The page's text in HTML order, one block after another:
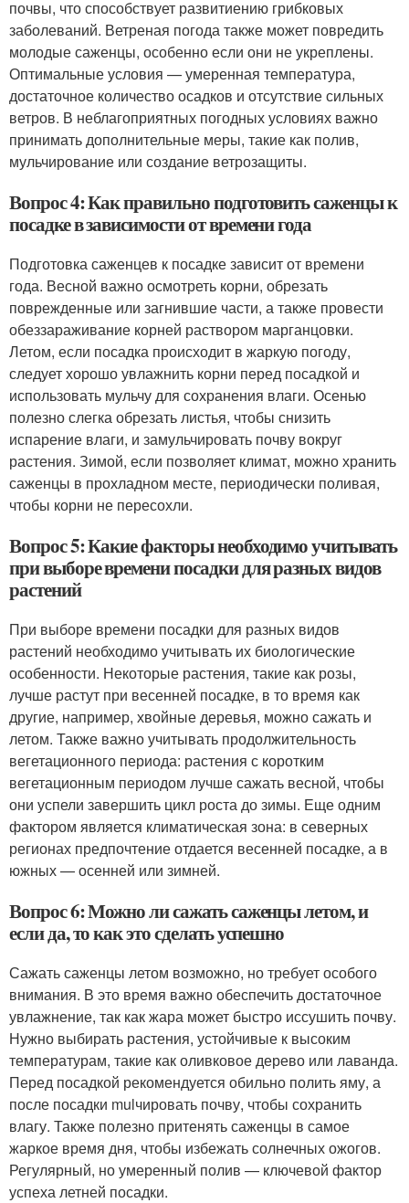
почвы, что способствует развитиению грибковых
заболеваний. Ветреная погода также может повредить
молодые саженцы, особенно если они не укреплены.
Оптимальные условия — умеренная температура,
достаточное количество осадков и отсутствие сильных
ветров. В неблагоприятных погодных условиях важно
принимать дополнительные меры, такие как полив,
мульчирование или создание ветрозащиты.
Вопрос 4: Как правильно подготовить саженцы к
посадке в зависимости от времени года
Подготовка саженцев к посадке зависит от времени
года. Весной важно осмотреть корни, обрезать
поврежденные или загнившие части, а также провести
обеззараживание корней раствором марганцовки.
Летом, если посадка происходит в жаркую погоду,
следует хорошо увлажнить корни перед посадкой и
использовать мульчу для сохранения влаги. Осенью
полезно слегка обрезать листья, чтобы снизить
испарение влаги, и замульчировать почву вокруг
растения. Зимой, если позволяет климат, можно хранить
саженцы в прохладном месте, периодически поливая,
чтобы корни не пересохли.
Вопрос 5: Какие факторы необходимо учитывать
при выборе времени посадки для разных видов
растений
При выборе времени посадки для разных видов
растений необходимо учитывать их биологические
особенности. Некоторые растения, такие как розы,
лучше растут при весенней посадке, в то время как
другие, например, хвойные деревья, можно сажать и
летом. Также важно учитывать продолжительность
вегетационного периода: растения с коротким
вегетационным периодом лучше сажать весной, чтобы
они успели завершить цикл роста до зимы. Еще одним
фактором является климатическая зона: в северных
регионах предпочтение отдается весенней посадке, а в
южных — осенней или зимней.
Вопрос 6: Можно ли сажать саженцы летом, и
если да, то как это сделать успешно
Сажать саженцы летом возможно, но требует особого
внимания. В это время важно обеспечить достаточное
увлажнение, так как жара может быстро иссушить почву.
Нужно выбирать растения, устойчивые к высоким
температурам, такие как оливковое дерево или лаванда.
Перед посадкой рекомендуется обильно полить яму, а
после посадки mulчировать почву, чтобы сохранить
влагу. Также полезно притенять саженцы в самое
жаркое время дня, чтобы избежать солнечных ожогов.
Регулярный, но умеренный полив — ключевой фактор
успеха летней посадки.